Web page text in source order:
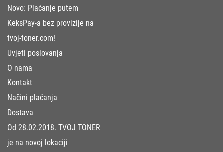
Novo: Plaćanje putem
KeksPay-a bez provizije na
tvoj-toner.com!
Uvjeti poslovanja
O nama
Kontakt
Načini plaćanja
Dostava
Od 28.02.2018. TVOJ TONER
je na novoj lokaciji